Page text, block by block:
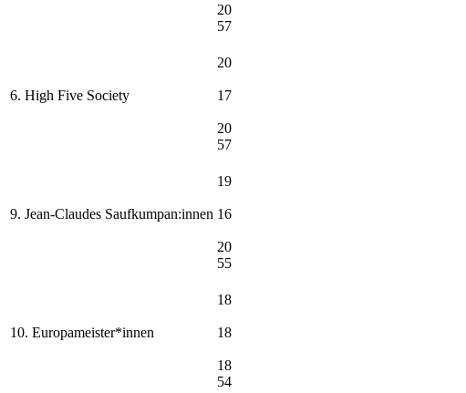
20
57
6. High Five Society
20
17
20
57
9. Jean-Claudes Saufkumpan:innen
19
16
20
55
10. Europameister*innen
18
18
18
54